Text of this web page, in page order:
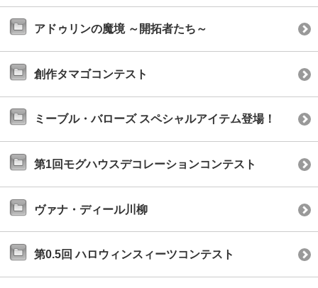
アドゥリンの魔境 ～開拓者たち～
創作タマゴコンテスト
ミーブル・バローズ スペシャルアイテム登場！
第1回モグハウスデコレーションコンテスト
ヴァナ・ディール川柳
第0.5回 ハロウィンスィーツコンテスト